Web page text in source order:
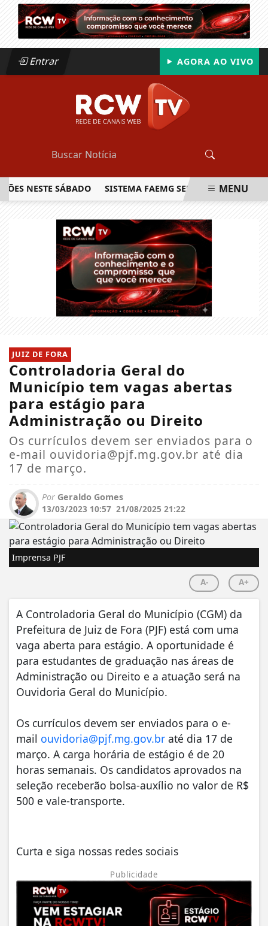
Entrar AGORA AO VIVO
SÁBADO SISTEMA FAEMG SENAR LANÇA OMENU
JUIZ DE FORA
Controladoria Geral do
Município tem vagas abertas
para estágio para
Administração ou Direito
Os currículos devem ser enviados para o
e-mail ouvidoria@pjf.mg.gov.br até dia
17 de março.
Por Geraldo Gomes
13/03/2023 10:57 21/08/2025 21:22
Imprensa PJF
A- A+
A Controladoria Geral do Município (CGM) da
Prefeitura de Juiz de Fora (PJF) está com uma
vaga aberta para estágio. A oportunidade é
para estudantes de graduação nas áreas de
Administração ou Direito e a atuação será na
Ouvidoria Geral do Município.
Os currículos devem ser enviados para o e-
mail ouvidoria@pjf.mg.gov.br até dia 17 de
março. A carga horária de estágio é de 20
horas semanais. Os candidatos aprovados na
seleção receberão bolsa-auxílio no valor de R$
500 e vale-transporte.
Curta e siga nossas redes sociais
Publicidade